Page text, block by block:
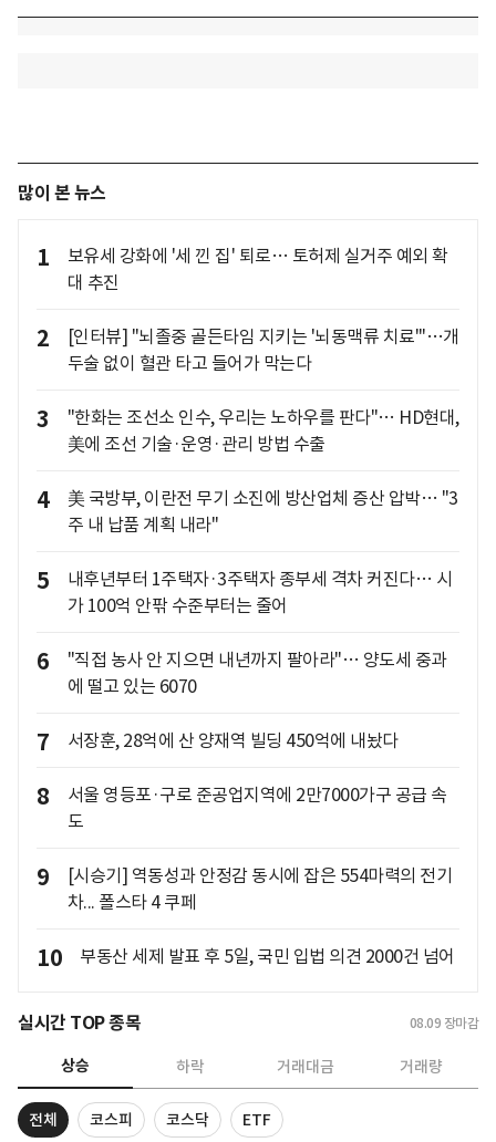
많이 본 뉴스
1
보유세 강화에 '세 낀 집' 퇴로… 토허제 실거주 예외 확
대 추진
2
[인터뷰] "뇌졸중 골든타임 지키는 '뇌동맥류 치료'"…개
두술 없이 혈관 타고 들어가 막는다
3
"한화는 조선소 인수, 우리는 노하우를 판다"… HD현대,
美에 조선 기술·운영·관리 방법 수출
4
美 국방부, 이란전 무기 소진에 방산업체 증산 압박… "3
주 내 납품 계획 내라"
5
내후년부터 1주택자·3주택자 종부세 격차 커진다… 시
가 100억 안팎 수준부터는 줄어
6
"직접 농사 안 지으면 내년까지 팔아라"… 양도세 중과
에 떨고 있는 6070
7 서장훈, 28억에 산 양재역 빌딩 450억에 내놨다
8
서울 영등포·구로 준공업지역에 2만7000가구 공급 속
도
9
[시승기] 역동성과 안정감 동시에 잡은 554마력의 전기
차... 폴스타 4 쿠페
10 부동산 세제 발표 후 5일, 국민 입법 의견 2000건 넘어
실시간 TOP 종목 08.09 장마감
상승 하락 거래대금 거래량
전체 코스피 코스닥 ETF